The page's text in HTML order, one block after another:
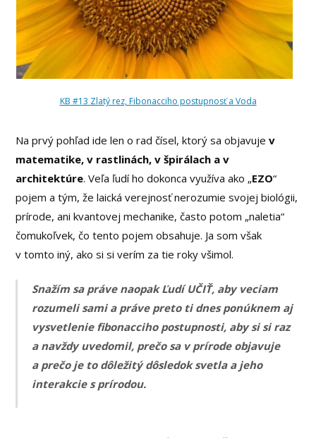
KB #13 Zlatý rez, Fibonacciho postupnosť a Voda
Na prvý pohľad ide len o rad čísel, ktorý sa objavujev
matematike, v rastlinách, v špirálach a v
architektúre. Veľa ľudí ho dokonca využíva ako „EZO“
pojem a tým, že laická verejnosť nerozumie svojej biológii,
prírode, ani kvantovej mechanike, často potom „naletia“
čomukoľvek, čo tento pojem obsahuje. Ja som však
v tomto iný, ako si si verím za tie roky všimol.
Snažím sa práve naopak Ľudí UČIŤ, aby veciam
rozumeli sami a práve preto ti dnes ponúknem aj
vysvetlenie fibonacciho postupnosti, aby si si raz
a navždy uvedomil, prečo sa v prírode objavuje
a prečo je to dôležitý dôsledok svetla a jeho
interakcie s prírodou.